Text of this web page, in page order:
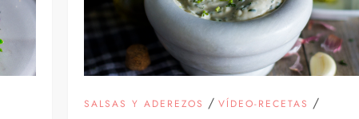
SALSAS Y ADEREZOS /VÍDEO-RECETAS /